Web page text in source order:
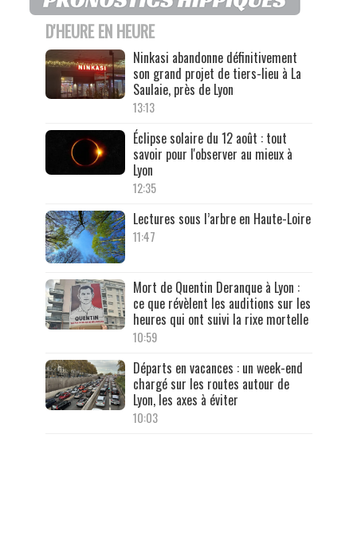
D'HEURE EN HEURE
Ninkasi abandonne définitivement
son grand projet de tiers-lieu à La
Saulaie, près de Lyon
13:13
Éclipse solaire du 12 août : tout
savoir pour l'observer au mieux à
Lyon
12:35
Lectures sous l’arbre en Haute-Loire
11:47
Mort de Quentin Deranque à Lyon :
ce que révèlent les auditions sur les
heures qui ont suivi la rixe mortelle
10:59
Départs en vacances : un week-end
chargé sur les routes autour de
Lyon, les axes à éviter
10:03